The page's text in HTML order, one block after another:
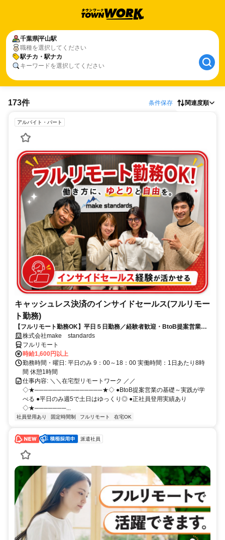
千葉県平山駅
職種を選択してください
駅チカ・駅ナカ
キーワードを選択してください
173件 条件保存 関連度順
アルバイト・パート
キャッシュレス決済のインサイドセールス(フルリモー
ト勤務)
【フルリモート勤務OK】平日５日勤務／経験者歓迎・BtoB提案営業で
スキルアップ
株式会社make standards
フルリモート
時給1,600円以上
勤務時間・曜日: 平日のみ 9：00～18：00 実働時間：1日あたり8時
間 休憩1時間
仕事内容: ＼＼在宅型リモートワーク ／／
◇★───────────────★◇ ●BtoB提案営業の基礎～実践が学
べる ●平日のみ週5で土日はゆっくり◎ ●正社員登用実績あり
◇★───────...
社員登用あり 固定時間制 フルリモート 在宅OK
派遣社員